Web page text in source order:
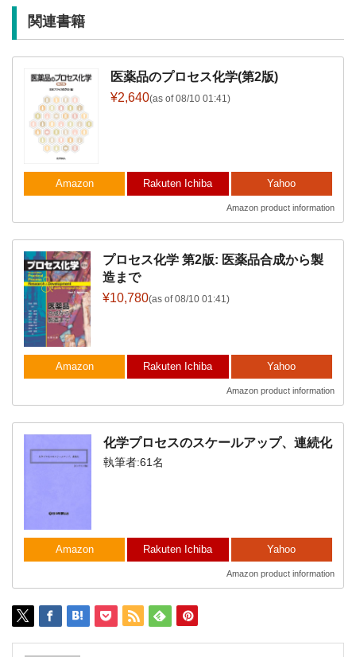
関連書籍
医薬品のプロセス化学(第2版)
¥2,640(as of 08/10 01:41)
Amazon Rakuten Ichiba Yahoo
Amazon product information
プロセス化学 第2版: 医薬品合成から製
造まで
¥10,780(as of 08/10 01:41)
Amazon Rakuten Ichiba Yahoo
Amazon product information
化学プロセスのスケールアップ、連続化
執筆者:61名
Amazon Rakuten Ichiba Yahoo
Amazon product information